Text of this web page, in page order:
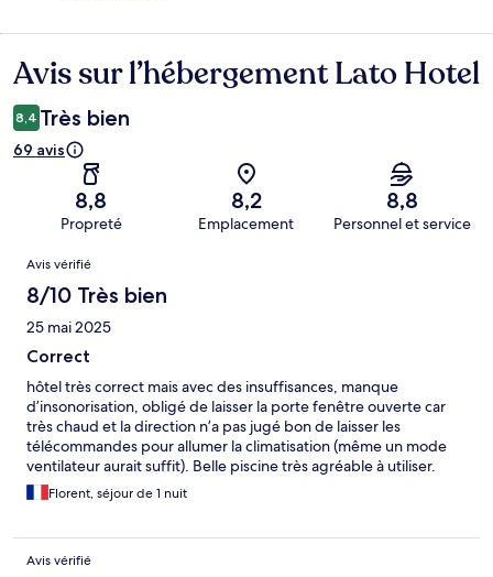
Avis
Avis sur l’hébergement Lato Hotel
8,4 Très bien
69 avis
8,8
Propreté
8,2
Emplacement
8,8
Personnel et service
Avis
Avis vérifié
8/10 Très bien
25 mai 2025
Correct
hôtel très correct mais avec des insuffisances, manque
d’insonorisation, obligé de laisser la porte fenêtre ouverte car
très chaud et la direction n’a pas jugé bon de laisser les
télécommandes pour allumer la climatisation (même un mode
ventilateur aurait suffit). Belle piscine très agréable à utiliser.
Florent, séjour de 1 nuit
Avis vérifié